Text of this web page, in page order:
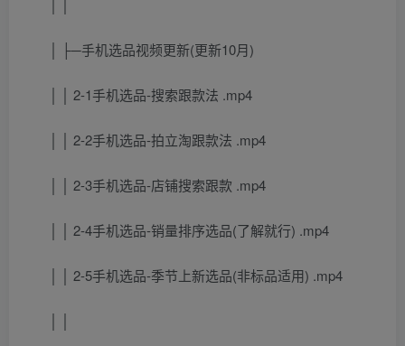
│ ├─手机选品视频更新(更新10月)
│ │ 2-1手机选品-搜索跟款法 .mp4
│ │ 2-2手机选品-拍立淘跟款法 .mp4
│ │ 2-3手机选品-店铺搜索跟款 .mp4
│ │ 2-4手机选品-销量排序选品(了解就行) .mp4
│ │ 2-5手机选品-季节上新选品(非标品适用) .mp4